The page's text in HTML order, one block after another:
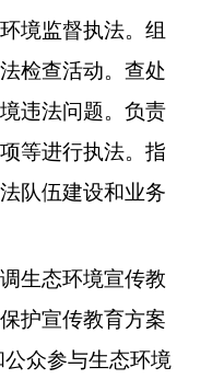
监督执法。组
检查活动。查处
违法问题。负责
等进行执法。指
队伍建设和业务
生态环境宣传教
护宣传教育方案
众参与生态环境